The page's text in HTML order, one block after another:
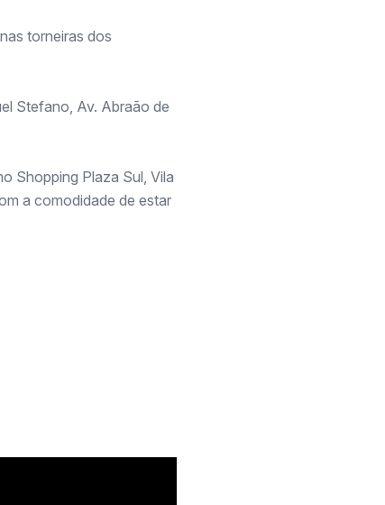
torneiras dos
Stefano, Av. Abraão de
Shopping Plaza Sul, Vila
a comodidade de estar